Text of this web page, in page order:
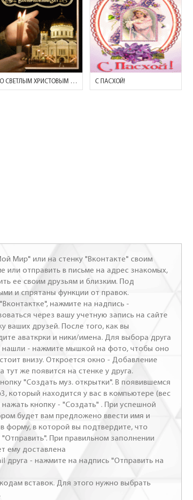
СО СВЕТЛЫМ ХРИСТОВЫМ ВОСКРЕСЕНИЕМ! С ПАСХОЙ!
Мир" или на стенку "Вконтакте" своим
или отправить в письме на адрес знакомых,
ее своим друзьям и близким. Под
и спрятаны функции от правок.
нажмите на надпись -
через вашу учетную запись на сайте
ваших друзей. После того, как вы
аваткрки и ники/имена. Для выбора друга
нашли - нажмите мышкой на фото, чтобы оно
внизу. Откроется окно - Добавление
тут же появится на стенке у друга.
"Создать муз. открытки". В появившемся
который находится у вас в компьютере (вес
кнопку - "Создать" . При успешной
будет вам предложено ввести имя и
форму, в которой вы подтвердите, что
При правильном заполнении
ему доставлена
друга - нажмите на надпись "Отправить на
вставок. Для этого нужно выбрать